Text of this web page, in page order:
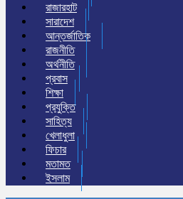
রাজারহাট
সারাদেশ
আন্তর্জাতিক
রাজনীতি
অর্থনীতি
প্রবাস
শিক্ষা
প্রযুক্তি
সাহিত্য
খেলাধুলা
ফিচার
মতামত
ইসলাম